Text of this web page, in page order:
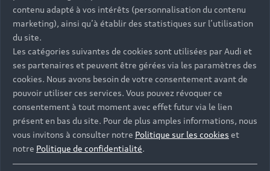
contenu adapté à vos intérêts (personnalisation du contenu
marketing), ainsi qu’à établir des statistiques sur l’utilisation
du site.
Les catégories suivantes de cookies sont utilisées par Audi et
ses partenaires et peuvent être gérées via les paramètres des
cookies. Nous avons besoin de votre consentement avant de
pouvoir utiliser ces services. Vous pouvez révoquer ce
consentement à tout moment avec effet futur via le lien
présent en bas du site. Pour de plus amples informations, nous
vous invitons à consulter notre Politique sur les cookies et
notre Politique de confidentialité.